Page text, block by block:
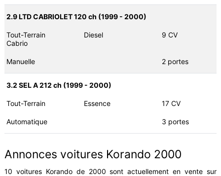
2.9 LTD CABRIOLET 120 ch (1999 - 2000)
Tout-Terrain
Cabrio
Diesel 9 CV
Manuelle 2 portes
3.2 SEL A 212 ch (1999 - 2000)
Tout-Terrain Essence 17 CV
Automatique 3 portes
Annonces voitures Korando 2000
10 voitures Korando de 2000 sont actuellement en vente sur